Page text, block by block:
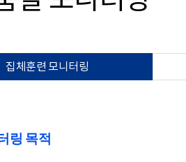
집체훈련 모니터링
링 목적